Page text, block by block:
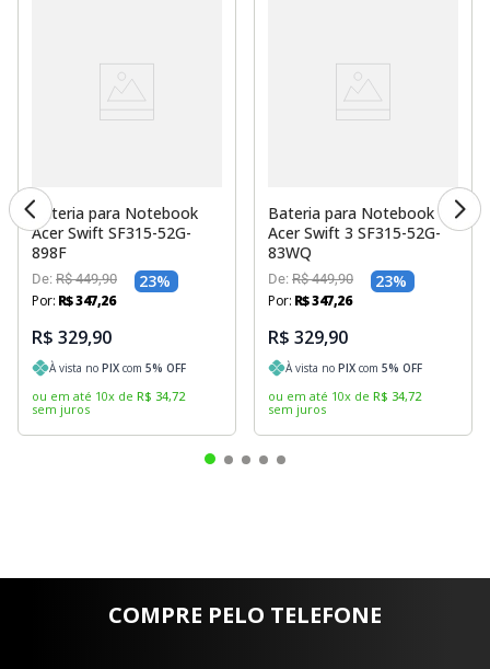
Bateria para Notebook
Acer Swift SF315-52G-
898F
De: R$ 449,90 23%
Por: R$347,26
R$ 329,90
À vista no PIX com 5% OFF
ou em até 10x de R$ 34,72
sem juros
Bateria para Notebook
Acer Swift 3 SF315-52G-
83WQ
De: R$ 449,90 23%
Por: R$347,26
R$ 329,90
À vista no PIX com 5% OFF
ou em até 10x de R$ 34,72
sem juros
COMPRE PELO TELEFONE